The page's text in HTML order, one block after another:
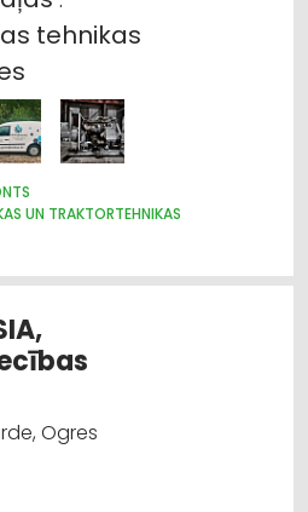
tehnikas
UN TRAKTORTEHNIKAS
IEKĀRTAS; NOMA
TEHNIKA
UN TRAKTORTEHNIKAS NOMA
UN TRAKTORTEHNIKAS REZERVES
TEHNIKA
Ogres